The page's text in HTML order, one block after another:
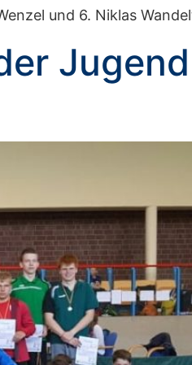
und 6. Niklas